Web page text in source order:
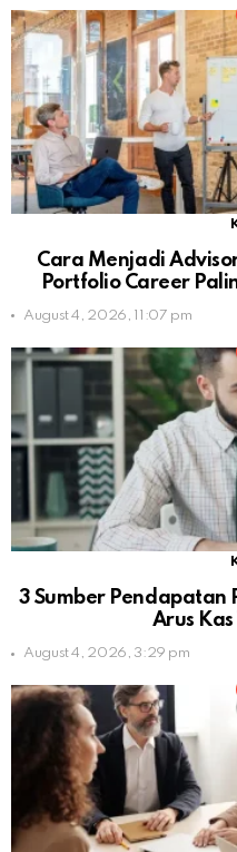
Cara Menjadi
Portfolio Career
August 4, 2026, 11:07 pm
3 Sumber Pendapatan
Arus Kas
August 4, 2026, 3:29 pm